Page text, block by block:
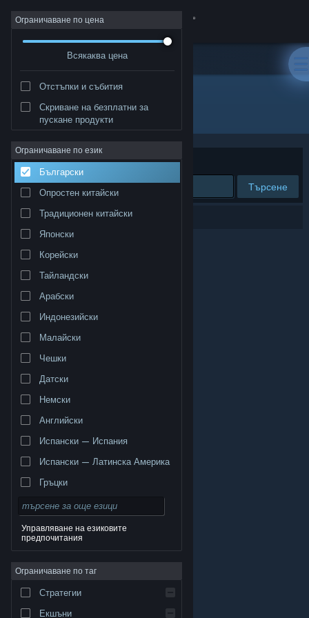
Вписване
Относно
Поддръжка
Смяна на езика
търговски марки принадлежат на съответните им
собственици в САЩ и други страни.
поверителност|Юридическа информация|
Достъпност|Условия за ползване на Steam
Възстановявания|Бисквитки
Ограничаване по цена
Всякаква цена
Отстъпки и събития
Скриване на безплатни за
пускане продукти
Ограничаване по език
Български
Опростен китайски
Традиционен китайски
Японски
Корейски
Тайландски
Арабски
Индонезийски
Малайски
Чешки
Датски
Немски
Английски
Испански — Испания
Испански — Латинска Америка
Гръцки
Управляване на езиковите
предпочитания
Ограничаване по таг
Стратегии
Екшъни
"淫魔銃戯2"
Сортиране по Съответстване
Търсене
0 резултата съответстват на търсенето Ви.